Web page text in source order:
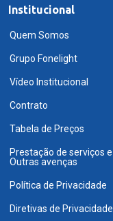
Institucional
Quem Somos
Grupo Fonelight
Vídeo Institucional
Contrato
Tabela de Preços
Prestação de serviços e
Outras avenças
Política de Privacidade
Diretivas de Privacidade